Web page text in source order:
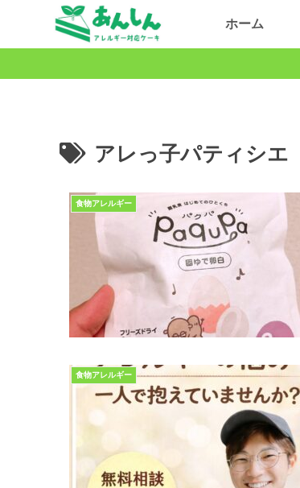
ホーム
アレっ子パティシエ
食物アレルギー
食物アレルギー